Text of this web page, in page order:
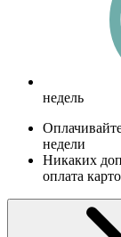
недель
недели
Никаких
оплата